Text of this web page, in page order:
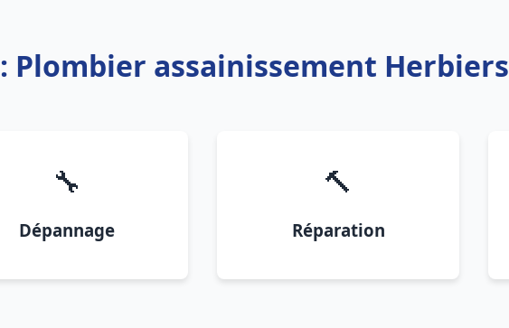
Plombier assainissement Herbiers
🔧
Dépannage
🔨
Réparation